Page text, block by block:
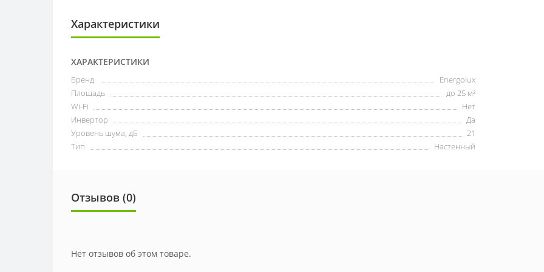
Характеристики
ХАРАКТЕРИСТИКИ
Бренд
Energolux
Площадь
до 25 м²
Wi-Fi
Нет
Инвертор
Да
Уровень шума, дБ
21
Тип
Настенный
Отзывов (0)
Нет отзывов об этом товаре.